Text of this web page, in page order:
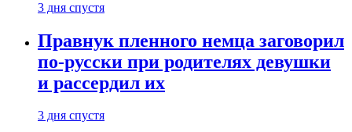
3 дня спустя
Правнук пленного немца заговорил
по-русски при родителях девушки
и рассердил их
3 дня спустя